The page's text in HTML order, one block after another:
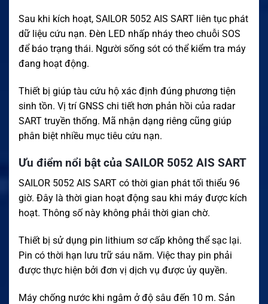
Sau khi kích hoạt, SAILOR 5052 AIS SART liên tục phát
dữ liệu cứu nạn. Đèn LED nhấp nháy theo chuỗi SOS
để báo trạng thái. Người sống sót có thể kiểm tra máy
đang hoạt động.
Thiết bị giúp tàu cứu hộ xác định đúng phương tiện
sinh tồn. Vị trí GNSS chi tiết hơn phản hồi của radar
SART truyền thống. Mã nhận dạng riêng cũng giúp
phân biệt nhiều mục tiêu cứu nạn.
Ưu điểm nổi bật của SAILOR 5052 AIS SART
SAILOR 5052 AIS SART có thời gian phát tối thiểu 96
giờ. Đây là thời gian hoạt động sau khi máy được kích
hoạt. Thông số này không phải thời gian chờ.
Thiết bị sử dụng pin lithium sơ cấp không thể sạc lại.
Pin có thời hạn lưu trữ sáu năm. Việc thay pin phải
được thực hiện bởi đơn vị dịch vụ được ủy quyền.
Máy chống nước khi ngâm ở độ sâu đến 10 m. Sản